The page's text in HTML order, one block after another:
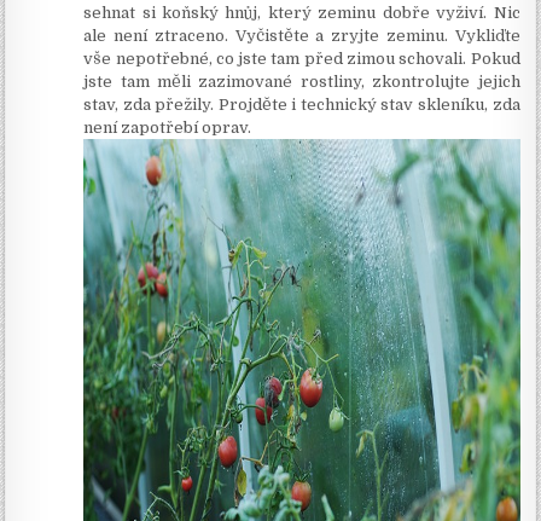
sehnat si koňský hnůj, který zeminu dobře vyživí. Nic
ale není ztraceno. Vyčistěte a zryjte zeminu. Vykliďte
vše nepotřebné, co jste tam před zimou schovali. Pokud
jste tam měli zazimované rostliny, zkontrolujte jejich
stav, zda přežily. Projděte i technický stav skleníku, zda
není zapotřebí oprav.